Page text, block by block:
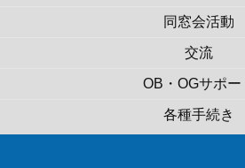
同窓会活動
交流
OB・OGサポー
各種手続き